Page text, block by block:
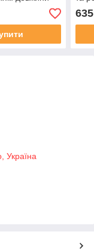
635
Україна